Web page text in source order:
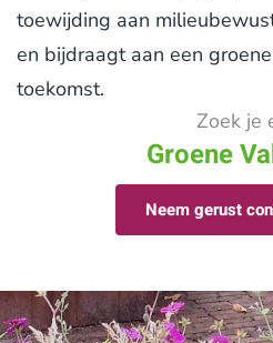
toewijding aan
en bijdraagt aan een
toekomst.
Zoek je
Groene
Neem gerust